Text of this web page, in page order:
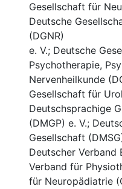
Gesellschaft für
Deutsche
(DGNR)
e. V.; Deutsche
Psychotherapie,
Nervenheilkunde
Gesellschaft für
Deutschsprachige
(DMGP) e. V.;
Gesellschaft
Deutscher Verband
Verband für
für Neuropädiatrie